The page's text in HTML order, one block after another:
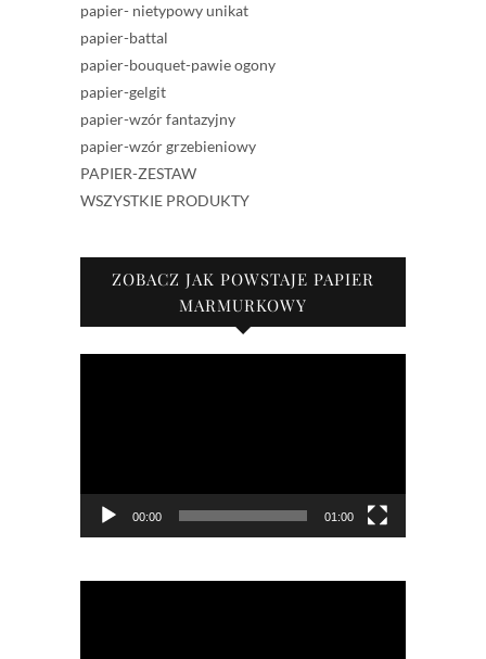
papier- nietypowy unikat
papier-battal
papier-bouquet-pawie ogony
papier-gelgit
papier-wzór fantazyjny
papier-wzór grzebieniowy
PAPIER-ZESTAW
WSZYSTKIE PRODUKTY
ZOBACZ JAK POWSTAJE PAPIER
MARMURKOWY
00:00 01:00